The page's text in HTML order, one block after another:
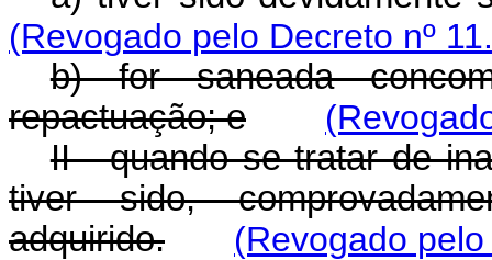
(Revogado pelo Decreto nº
b) for saneada
repactuação; e
II - quando se tratar de
tiver sido,
adquirido.
(Revogado